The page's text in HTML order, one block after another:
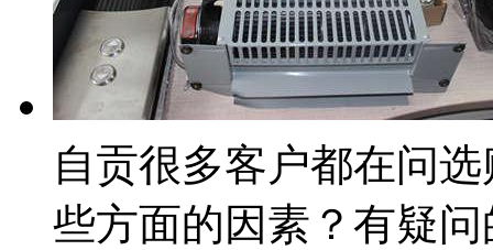
自贡很多客户都在问
些方面的因素？有疑